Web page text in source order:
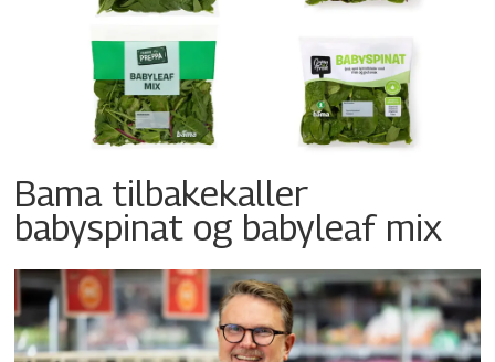
Bama tilbakekaller
babyspinat og babyleaf mix